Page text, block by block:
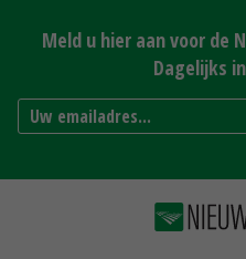
Meld u hier aan voor de
Dagelijks